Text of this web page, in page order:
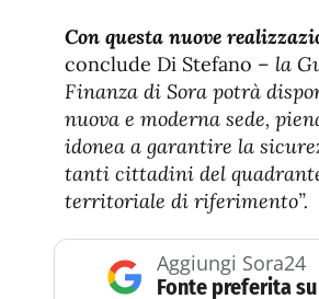
Con questa nuove
conclude Di Stefano – la
Finanza di Sora potrà
nuova e moderna sede,
idonea a garantire la
tanti cittadini del
territoriale di riferimento”.
Aggiungi Sora24
Fonte preferita